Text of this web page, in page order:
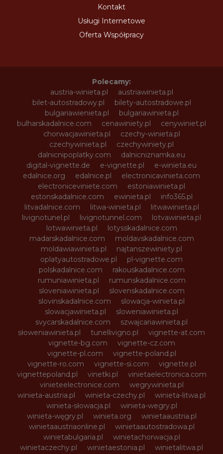
Kontakt
Usługi Internetowe
Oferta Współpracy
Polecamy:
austria-winieta.pl
austriawinieta.pl
bilet-autostradowy.pl
bilety-autostradowe.pl
bulgariawienieta.pl
bulgariawinieta.pl
bulharskadalnice.com
cenawiniety.pl
cenywiniet.pl
chorwacjawinieta.pl
czechy-winieta.pl
czechywinieta.pl
czechywiniety.pl
dalnicnipoplatky.com
dalnicniznamka.eu
digital-vignette.de
e-vignette.pl
e-winieta.eu
edalnice.org
edalnice.pl
electronicavinieta.com
electroniceviniete.com
estoniawinieta.pl
estonskadalnice.com
ewinieta.pl
info365.pl
litvadalnice.com
litwa-winieta.pl
litwawinieta.pl
livignotunel.pl
livignotunnel.com
lotvawinieta.pl
lotwawinieta.pl
lotysskadalnice.com
madarskadalnice.com
moldavskadalnice.com
moldawiawinieta.pl
najtanszewiniety.pl
oplatyautostradowe.pl
pl-vignette.com
polskadalnice.com
rakouskadalnice.com
rumuniawinieta.pl
rumunskadalnice.com
sloveniawinieta.pl
slovenskadalnice.com
slovinskadalnice.com
slowacja-winieta.pl
slowacjawinieta.pl
sloweniawinieta.pl
svycarskadalnice.com
szwajcariawinieta.pl
słoweniawinieta.pl
tunellivigno.pl
vignette-at.com
vignette-bg.com
vignette-cz.com
vignette-pl.com
vignette-poland.pl
vignette-ro.com
vignette-si.com
vignette.pl
vignettepoland.pl
vinetki.pl
vinietaelectronica.com
vinieteelectronice.com
wegrywinieta.pl
winieta-austria.pl
winieta-czechy.pl
winieta-litwa.pl
winieta-słowacja.pl
winieta-wegry.pl
winieta-węgry.pl
winieta.org
winietaaustria.pl
winietaaustriaonline.pl
winietaautostradowa.pl
winietabulgaria.pl
winietachorwacja.pl
winietaczechy.pl
winietaestonia.pl
winietalitwa.pl